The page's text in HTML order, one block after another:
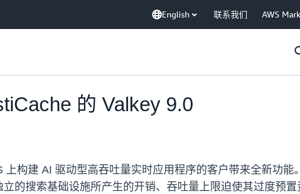
English 联系我们 AWS
的 Valkey 9.0
上构建 AI 驱动型高吞吐量实时应用程序的客户带来全新功能
的搜索基础设施所产生的开销、吞吐量上限迫使其过度预